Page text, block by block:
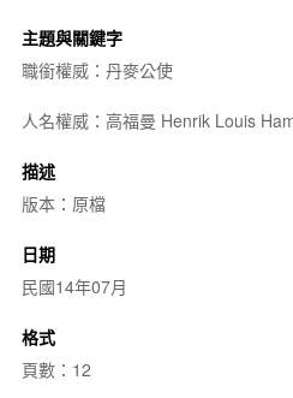
主題與關鍵字
職銜權威：丹麥公使
人名權威：高福曼 Henrik Louis
描述
版本：原檔
日期
民國14年07月
格式
頁數：12